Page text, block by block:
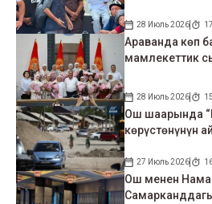
28 Июль 2026
Араванда көп
мамлекеттик
28 Июль 2026
Ош шаарында
көрүстөнүнүн
27 Июль 2026
Ош менен